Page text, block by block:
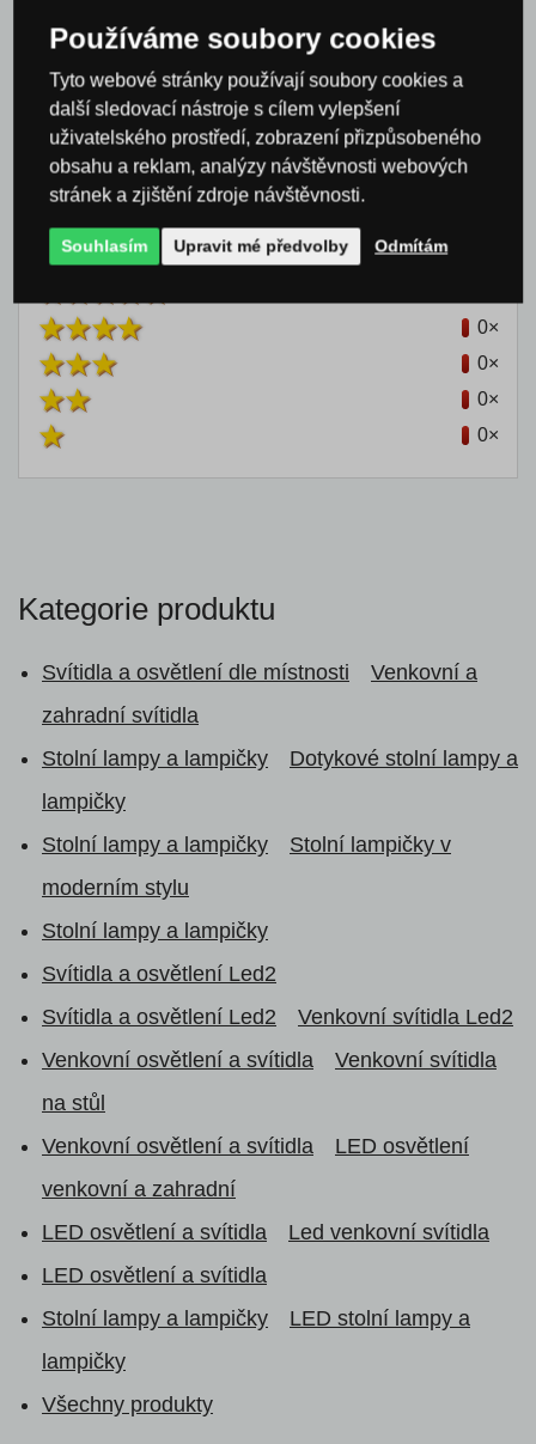
Celkové hodnocení
0 %
Nikdo zatím produkt nehodnotil
0×
0×
0×
0×
Kategorie produktu
Svítidla a osvětlení dle místnosti
Venkovní a
zahradní svítidla
Stolní lampy a lampičky
Dotykové stolní lampy a
lampičky
Stolní lampy a lampičky
Stolní lampičky v
moderním stylu
Stolní lampy a lampičky
Svítidla a osvětlení Led2
Svítidla a osvětlení Led2
Venkovní svítidla Led2
Venkovní osvětlení a svítidla
Venkovní svítidla
na stůl
Venkovní osvětlení a svítidla
LED osvětlení
venkovní a zahradní
LED osvětlení a svítidla
Led venkovní svítidla
LED osvětlení a svítidla
Stolní lampy a lampičky
LED stolní lampy a
lampičky
Všechny produkty
Používáme soubory cookies
Tyto webové stránky používají soubory cookies a
další sledovací nástroje s cílem vylepšení
uživatelského prostředí, zobrazení přizpůsobeného
obsahu a reklam, analýzy návštěvnosti webových
stránek a zjištění zdroje návštěvnosti.
Souhlasím Upravit mé předvolby Odmítám